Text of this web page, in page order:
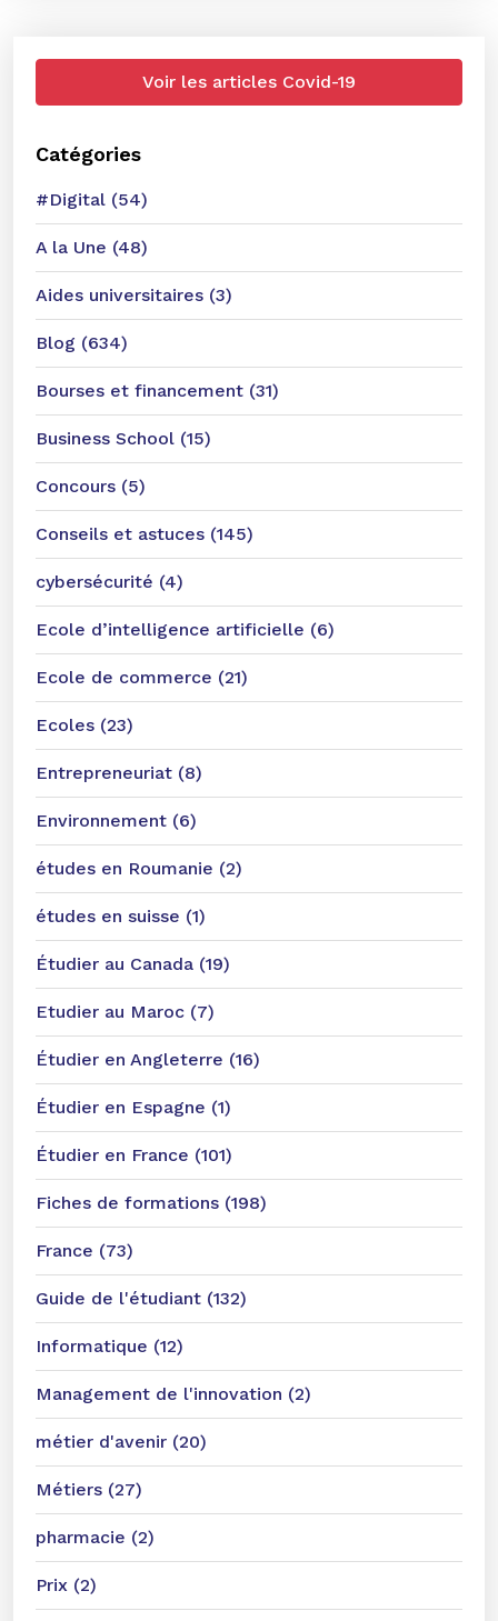
Voir les articles Covid-19
Catégories
#Digital (54)
A la Une (48)
Aides universitaires (3)
Blog (634)
Bourses et financement (31)
Business School (15)
Concours (5)
Conseils et astuces (145)
cybersécurité (4)
Ecole d’intelligence artificielle (6)
Ecole de commerce (21)
Ecoles (23)
Entrepreneuriat (8)
Environnement (6)
études en Roumanie (2)
études en suisse (1)
Étudier au Canada (19)
Etudier au Maroc (7)
Étudier en Angleterre (16)
Étudier en Espagne (1)
Étudier en France (101)
Fiches de formations (198)
France (73)
Guide de l'étudiant (132)
Informatique (12)
Management de l'innovation (2)
métier d'avenir (20)
Métiers (27)
pharmacie (2)
Prix (2)